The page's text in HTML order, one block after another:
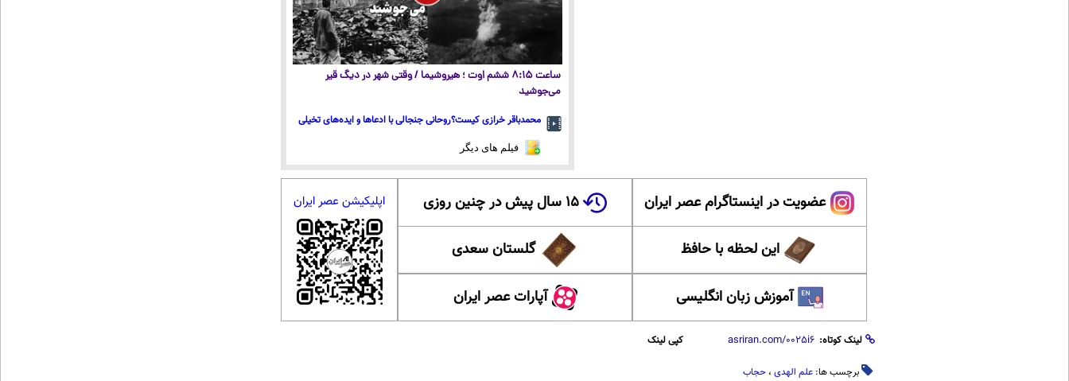
ساعت ۸:۱۵ ششم اوت ؛ هیروشیما / وقتی شهر در دیگ قیر
می‌جوشید
محمدباقر خرازی کیست؟روحانی جنجالی با ادعاها و ایده‌های تخیلی
فیلم های دیگر
عضویت در اینستاگرام عصر ایران ۱۵ سال پیش در چنین روزی
این لحظه با حافظ گلستان سعدی
آموزش زبان انگلیسی آپارات عصر ایران
اپلیکیشن عصر ایران
لینک کوتاه: کپی لینک
برچسب ها: علم الهدی ، حجاب